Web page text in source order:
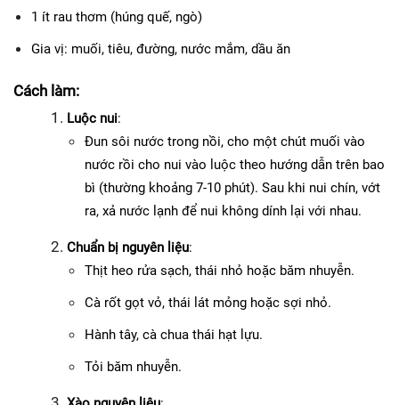
1 ít rau thơm (húng quế, ngò)
Gia vị: muối, tiêu, đường, nước mắm, dầu ăn
Cách làm:
Luộc nui:
Đun sôi nước trong nồi, cho một chút muối vào
nước rồi cho nui vào luộc theo hướng dẫn trên bao
bì (thường khoảng 7-10 phút). Sau khi nui chín, vớt
ra, xả nước lạnh để nui không dính lại với nhau.
Chuẩn bị nguyên liệu:
Thịt heo rửa sạch, thái nhỏ hoặc băm nhuyễn.
Cà rốt gọt vỏ, thái lát mỏng hoặc sợi nhỏ.
Hành tây, cà chua thái hạt lựu.
Tỏi băm nhuyễn.